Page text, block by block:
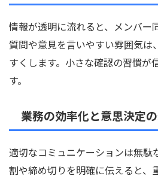
情報が透明に流れると、メンバー
質問や意見を言いやすい雰囲気は
すくします。小さな確認の習慣が
す。
業務の効率化と意思決定
適切なコミュニケーションは無駄
割や締め切りを明確に伝えると、